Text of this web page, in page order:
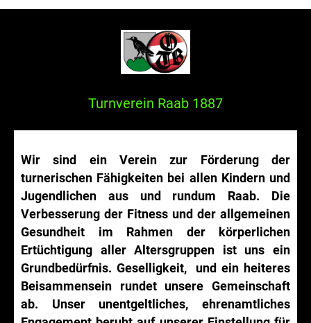
Turnverein Raab 1887
Wir sind ein Verein zur Förderung der
turnerischen Fähigkeiten bei allen Kindern und
Jugendlichen aus und rundum Raab. Die
Verbesserung der Fitness und der allgemeinen
Gesundheit im Rahmen der körperlichen
Ertüchtigung aller Altersgruppen ist uns ein
Grundbedürfnis. Geselligkeit, und ein heiteres
Beisammensein rundet unsere Gemeinschaft
ab. Unser unentgeltliches, ehrenamtliches